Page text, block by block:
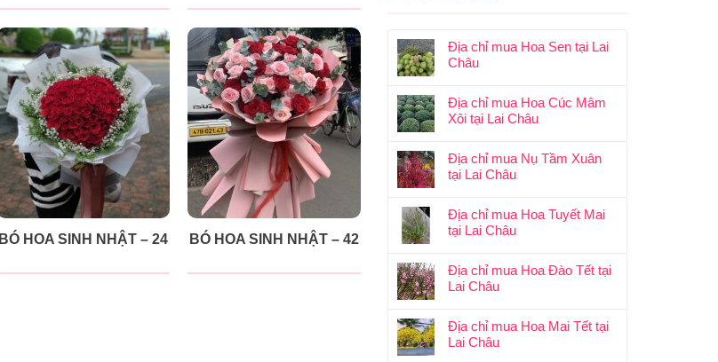
Địa chỉ mua Hoa Sen tại Lai
Châu
Địa chỉ mua Hoa Cúc Mâm
Xôi tại Lai Châu
Địa chỉ mua Nụ Tầm Xuân
tại Lai Châu
Địa chỉ mua Hoa Tuyết Mai
tại Lai Châu
Địa chỉ mua Hoa Đào Tết tại
Lai Châu
Địa chỉ mua Hoa Mai Tết tại
Lai Châu
BÓ HOA SINH NHẬT – 24 BÓ HOA SINH NHẬT – 42